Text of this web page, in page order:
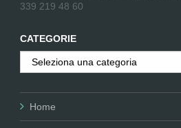
339 219 48 60
CATEGORIE
Categorie
Home